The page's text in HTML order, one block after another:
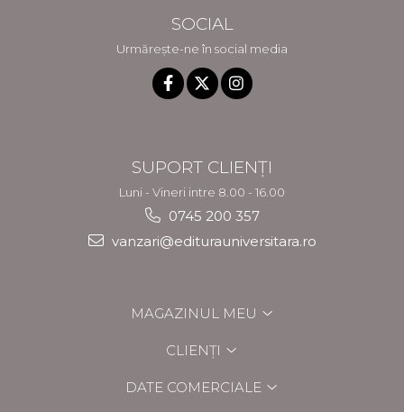
SOCIAL
Urmărește-ne în social media
SUPORT CLIENȚI
Luni - Vineri intre 8.00 - 16.00
0745 200 357
vanzari@editurauniversitara.ro
MAGAZINUL MEU
CLIENȚI
DATE COMERCIALE